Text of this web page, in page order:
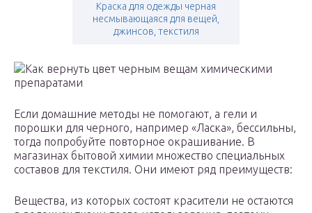
Краска для одежды черная
несмывающаяся для вещей,
джинсов, текстиля
Как вернуть цвет черным вещам химическими
препаратами
Если домашние методы не помогают, а гели и
порошки для черного, например «Ласка», бессильны,
тогда попробуйте повторное окрашивание. В
магазинах бытовой химии множество специальных
составов для текстиля. Они имеют ряд преимуществ:
Вещества, из которых состоят красители не остаются